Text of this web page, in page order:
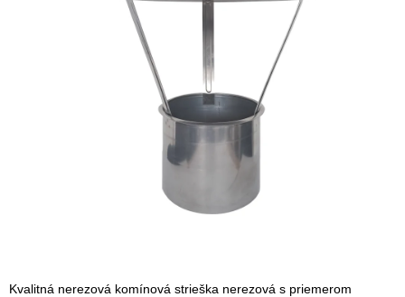
Kvalitná nerezová komínová strieška nerezová s priemerom